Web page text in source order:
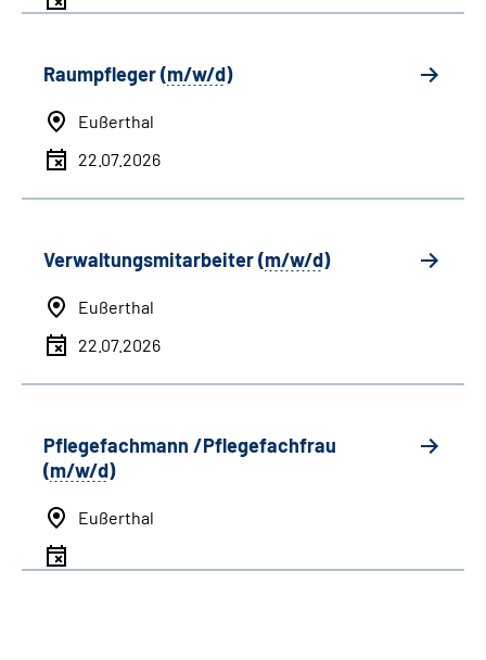
Raumpfleger (m/w/d)
Eußerthal
22.07.2026
Verwaltungsmitarbeiter (m/w/d)
Eußerthal
22.07.2026
Pflegefachmann /Pflegefachfrau
(m/w/d)
Eußerthal